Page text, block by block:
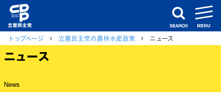
search
トップページ 立憲民主党の農林水産政策 ニュース
ニュース
News